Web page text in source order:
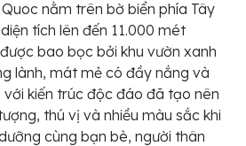
nằm trên bờ biển phía Tây
tích lên đến 11.000 mét
bao bọc bởi khu vườn xanh
lành, mát mẻ có đầy nắng và
với kiến trúc độc đáo đã tạo nên
thú vị và nhiều màu sắc khi
cùng bạn bè, người thân